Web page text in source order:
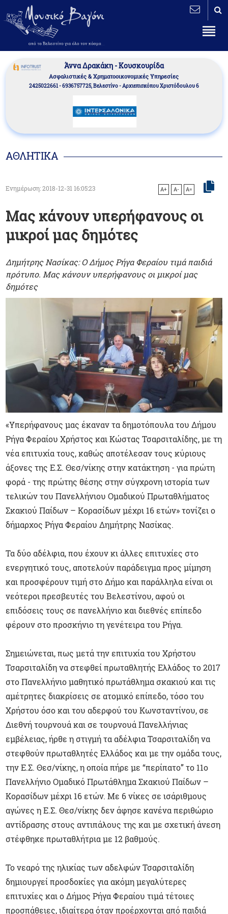
Άννα Δρακάκη - Κουσκουρίδα
Aσφαλιστικές & Χρηματοοικονομικές Υπηρεσίες
2425022661 - 6936757725, Βελεστίνο - Αρχιεπισκόπου Χριστόδουλου 6
ΑΘΛΗΤΙΚΑ
Ενημέρωση: 2018-12-31 16:05:23 A+ A- A=
Μας κάνουν υπερήφανους οι
μικροί μας δημότες
Δημήτρης Νασίκας: Ο Δήμος Ρήγα Φεραίου τιμά παιδιά
πρότυπο. Μας κάνουν υπερήφανους οι μικροί μας
δημότες
«Υπερήφανους μας έκαναν τα δημοτόπουλα του Δήμου
Ρήγα Φεραίου Χρήστος και Κώστας Τσαρσιταλίδης, με τη
νέα επιτυχία τους, καθώς αποτέλεσαν τους κύριους
άξονες της Ε.Σ. Θεσ/νίκης στην κατάκτηση - για πρώτη
φορά - της πρώτης θέσης στην σύγχρονη ιστορία των
τελικών του Πανελλήνιου Ομαδικού Πρωταθλήματος
Σκακιού Παίδων – Κορασίδων μέχρι 16 ετών» τονίζει ο
δήμαρχος Ρήγα Φεραίου Δημήτρης Νασίκας.
Τα δύο αδέλφια, που έχουν κι άλλες επιτυχίες στο
ενεργητικό τους, αποτελούν παράδειγμα προς μίμηση
και προσφέρουν τιμή στο Δήμο και παράλληλα είναι οι
νεότεροι πρεσβευτές του Βελεστίνου, αφού οι
επιδόσεις τους σε πανελλήνιο και διεθνές επίπεδο
φέρουν στο προσκήνιο τη γενέτειρα του Ρήγα.
Σημειώνεται, πως μετά την επιτυχία του Χρήστου
Τσαρσιταλίδη να στεφθεί πρωταθλητής Ελλάδος το 2017
στο Πανελλήνιο μαθητικό πρωτάθλημα σκακιού και τις
αμέτρητες διακρίσεις σε ατομικό επίπεδο, τόσο του
Χρήστου όσο και του αδερφού του Κωνσταντίνου, σε
Διεθνή τουρνουά και σε τουρνουά Πανελλήνιας
εμβέλειας, ήρθε η στιγμή τα αδέλφια Τσαρσιταλίδη να
στεφθούν πρωταθλητές Ελλάδος και με την ομάδα τους,
την Ε.Σ. Θεσ/νίκης, η οποία πήρε με “περίπατο” το 11ο
Πανελλήνιο Ομαδικό Πρωτάθλημα Σκακιού Παίδων –
Κορασίδων μέχρι 16 ετών. Με 6 νίκες σε ισάριθμους
αγώνες η Ε.Σ. Θεσ/νίκης δεν άφησε κανένα περιθώριο
αντίδρασης στους αντιπάλους της και με σχετική άνεση
στέφθηκε πρωταθλήτρια με 12 βαθμούς.
Το νεαρό της ηλικίας των αδελφών Τσαρσιταλίδη
δημιουργεί προσδοκίες για ακόμη μεγαλύτερες
επιτυχίες και ο Δήμος Ρήγα Φεραίου τιμά τέτοιες
προσπάθειες, ιδιαίτερα όταν προέρχονται από παιδιά